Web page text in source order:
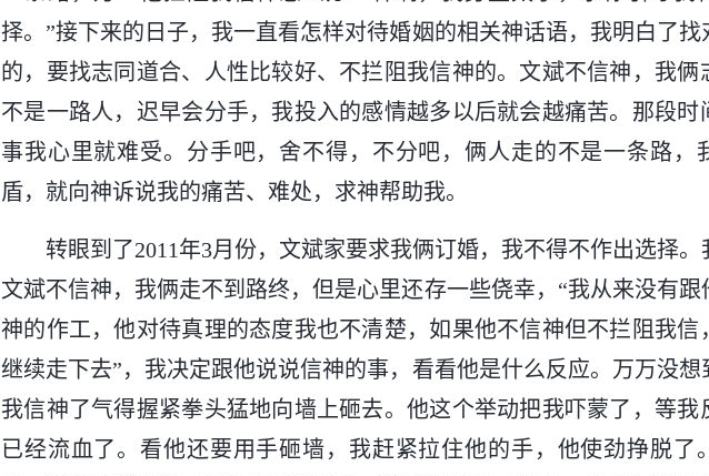
择。”接下来的日子，我一直看怎样对待婚姻的相关神话语，我明白了找
的，要找志同道合、人性比较好、不拦阻我信神的。文斌不信神，我俩
不是一路人，迟早会分手，我投入的感情越多以后就会越痛苦。那段时
事我心里就难受。分手吧，舍不得，不分吧，俩人走的不是一条路，
盾，就向神诉说我的痛苦、难处，求神帮助我。
转眼到了2011年3月份，文斌家要求我俩订婚，我不得不作出选择。
文斌不信神，我俩走不到路终，但是心里还存一些侥幸，“我从来没有跟
神的作工，他对待真理的态度我也不清楚，如果他不信神但不拦阻我信
继续走下去”，我决定跟他说说信神的事，看看他是什么反应。万万没想
我信神了气得握紧拳头猛地向墙上砸去。他这个举动把我吓蒙了，等我
已经流血了。看他还要用手砸墙，我赶紧拉住他的手，他使劲挣脱了